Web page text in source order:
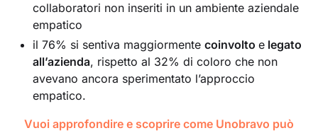
collaboratori non inseriti in un ambiente aziendale
empatico
il 76% si sentiva maggiormentecoinvoltoe legato
all’azienda, rispetto al 32% di coloro che non
avevano ancora sperimentato l’approccio
empatico.
Vuoi approfondire e scoprire come Unobravo può